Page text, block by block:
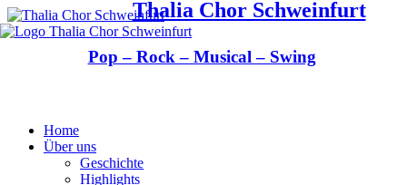
Thalia Chor Schweinfurt
Pop – Rock – Musical – Swing
Home
Über uns
Geschichte
Highlights